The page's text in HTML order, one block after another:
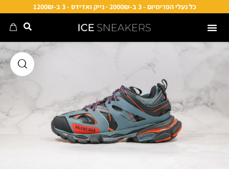
כל נעלי הפרימיום - 3 ב-2000₪ · נייק ואדידס - 3 ב-1200₪